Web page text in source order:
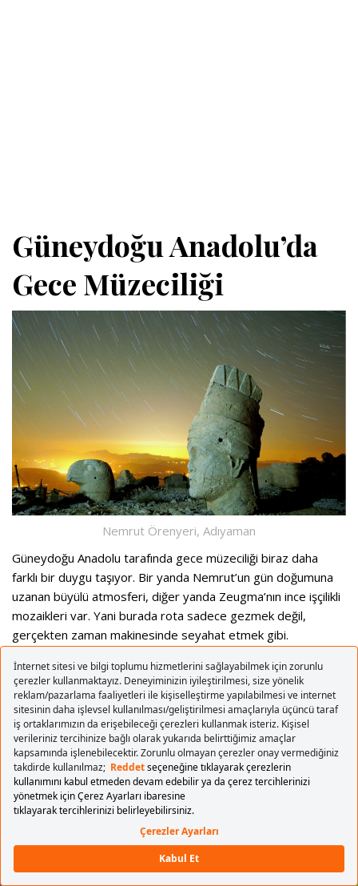
Güneydoğu Anadolu’da
Gece Müzeciliği
Nemrut Örenyeri, Adıyaman
Güneydoğu Anadolu tarafında gece müzeciliği biraz daha
farklı bir duygu taşıyor. Bir yanda Nemrut’un gün doğumuna
uzanan büyülü atmosferi, diğer yanda Zeugma’nın ince işçilikli
mozaikleri var. Yani burada rota sadece gezmek değil,
gerçekten zaman makinesinde seyahat etmek gibi.
Nemrut Örenyeri
Nemrut Örenyeri, listedeki diğer yerlerden biraz ayrılıyor.
Çünkü buradaki ziyaret deneyimi gece gezisinden ziyade
sabaha karşı başlayan bir gün doğumu rotası gibi düşünülmeli.
Kommagene Krallığı’ndan kalan dev heykeller, dağın
zirvesindeki tümülüs ve ilk ışıklarla değişen manzara;
Nemrut’u Türkiye’nin en özel deneyimlerinden biri yapıyor.
Erken kalkmayı göze alıyorsan burada karşılığını fazlasıyla